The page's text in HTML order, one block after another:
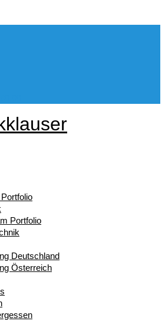
Portfolio
Deutschland
Österreich